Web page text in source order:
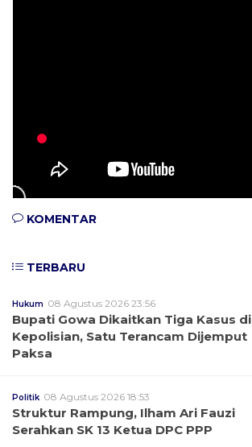
KOMENTAR
TERBARU
Hukum 08 Agustus 2026 23:56
Bupati Gowa Dikaitkan Tiga Kasus di
Kepolisian, Satu Terancam Dijemput
Paksa
Politik 08 Agustus 2026 18:53
Struktur Rampung, Ilham Ari Fauzi
Serahkan SK 13 Ketua DPC PPP